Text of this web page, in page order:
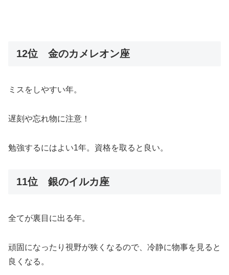
12位 金のカメレオン座
ミスをしやすい年。
遅刻や忘れ物に注意！
勉強するにはよい1年。資格を取ると良い。
11位 銀のイルカ座
全てが裏目に出る年。
頑固になったり視野が狭くなるので、冷静に物事を見ると
良くなる。